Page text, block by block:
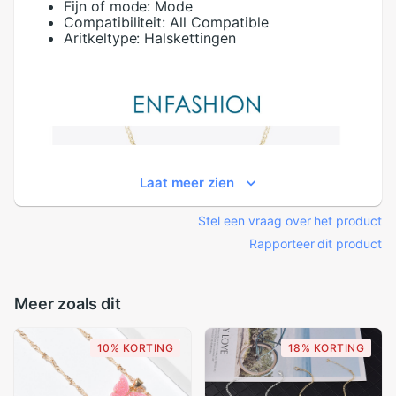
Fijn of mode: Mode
Compatibiliteit: All Compatible
Aritkeltype: Halskettingen
Laat meer zien
Stel een vraag over het product
Rapporteer dit product
Meer zoals dit
10% KORTING 18% KORTING